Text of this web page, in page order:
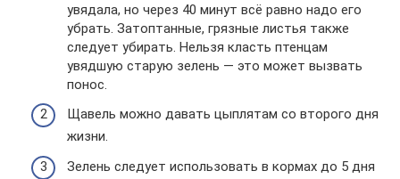
увядала, но через 40 минут всё равно надо его
убрать. Затоптанные, грязные листья также
следует убирать. Нельзя класть птенцам
увядшую старую зелень — это может вызвать
понос.
Щавель можно давать цыплятам со второго дня
жизни.
Зелень следует использовать в кормах до 5 дня